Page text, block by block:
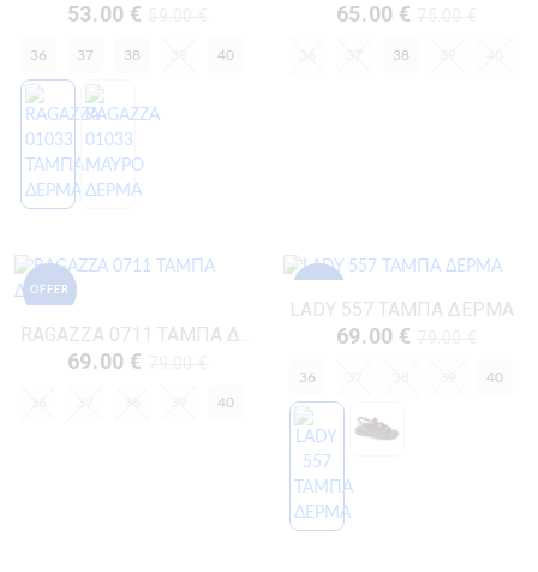
53.00 €
36 37 38 40
65.00 €
38
OFFER
RAGAZZA 0711 ΤΑΜΠΑ ΔΕΡΜΑ
69.00 €
40
LADY 557 ΤΑΜΠΑ ΔΕΡΜΑ
69.00 €
36 40